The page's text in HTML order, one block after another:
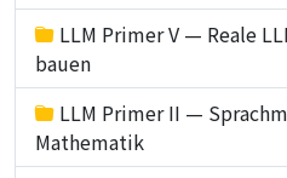
LLM Primer V — Reale
bauen
LLM Primer II —
Mathematik